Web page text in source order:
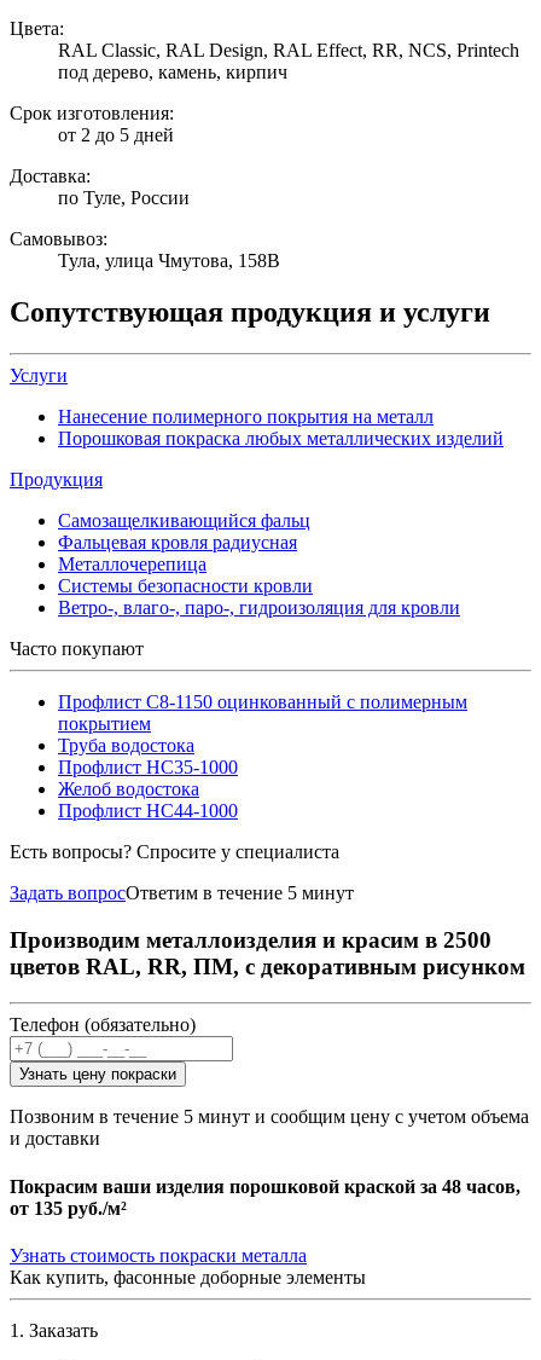
Цвета:
RAL Classic, RAL Design, RAL Effect, RR, NCS, Printech
под дерево, камень, кирпич
Срок изготовления:
от 2 до 5 дней
Доставка:
по Туле, России
Самовывоз:
Тула, улица Чмутова, 158В
Сопутствующая продукция и услуги
Услуги
Нанесение полимерного покрытия на металл
Порошковая покраска любых металлических изделий
Продукция
Самозащелкивающийся фальц
Фальцевая кровля радиусная
Металлочерепица
Системы безопасности кровли
Ветро-, влаго-, паро-, гидроизоляция для кровли
Часто покупают
Профлист С8-1150 оцинкованный с полимерным
покрытием
Труба водостока
Профлист НС35-1000
Желоб водостока
Профлист НС44-1000
Есть вопросы? Спросите у специалиста
Задать вопросОтветим в течение 5 минут
Производим металлоизделия и красим в 2500
цветов RAL, RR, ПМ, с декоративным рисунком
Телефон (обязательно)
Узнать цену покраски
Позвоним в течение 5 минут и сообщим цену с учетом объема
и доставки
Покрасим ваши изделия порошковой краской за 48 часов,
от 135 руб./м²
Узнать стоимость покраски металла
Как купить, фасонные доборные элементы
1. Заказать